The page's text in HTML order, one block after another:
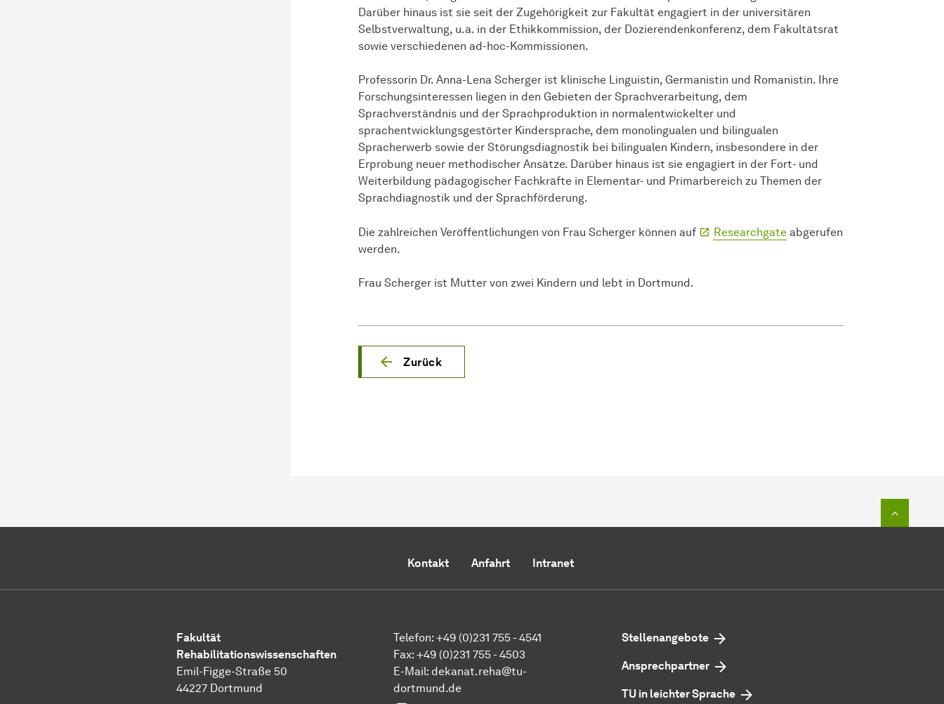
Darüber hinaus ist sie seit der Zugehörigkeit zur Fakultät engagiert in der universitären
Selbstverwaltung, u.a. in der Ethikkommission, der Dozierendenkonferenz, dem Fakultätsrat
sowie verschiedenen ad-hoc-Kommissionen.
Professorin Dr. Anna-Lena Scherger ist klinische Linguistin, Germanistin und Romanistin. Ihre
Forschungsinteressen liegen in den Gebieten der Sprachverarbeitung, dem
Sprachverständnis und der Sprachproduktion in normalentwickelter und
sprachentwicklungsgestörter Kindersprache, dem monolingualen und bilingualen
Spracherwerb sowie der Störungsdiagnostik bei bilingualen Kindern, insbesondere in der
Erprobung neuer methodischer Ansätze. Darüber hinaus ist sie engagiert in der Fort- und
Weiterbildung pädagogischer Fachkräfte in Elementar- und Primarbereich zu Themen der
Sprachdiagnostik und der Sprachförderung.
Die zahlreichen Veröffentlichungen von Frau Scherger können auf Researchgate abgerufen
werden.
Frau Scherger ist Mutter von zwei Kindern und lebt in Dortmund.
Zurück
Kontakt Anfahrt Intranet
Fakultät
Rehabilitationswissenschaften
Emil-Figge-Straße 50
44227 Dortmund
Telefon: +49 (0)231 755 - 4541
Fax: +49 (0)231 755 - 4503
E-Mail: dekanat.reha@tu-
dortmund.de
Stellenangebote
Ansprechpartner
TU in leichter Sprache